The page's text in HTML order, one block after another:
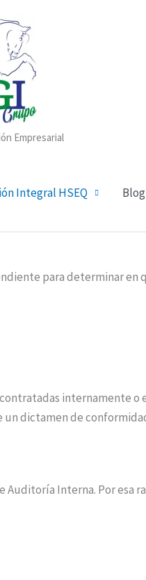
Empresarial
Integral HSEQ Blog
para determinar
internamente
dictamen de
Interna. Por esa